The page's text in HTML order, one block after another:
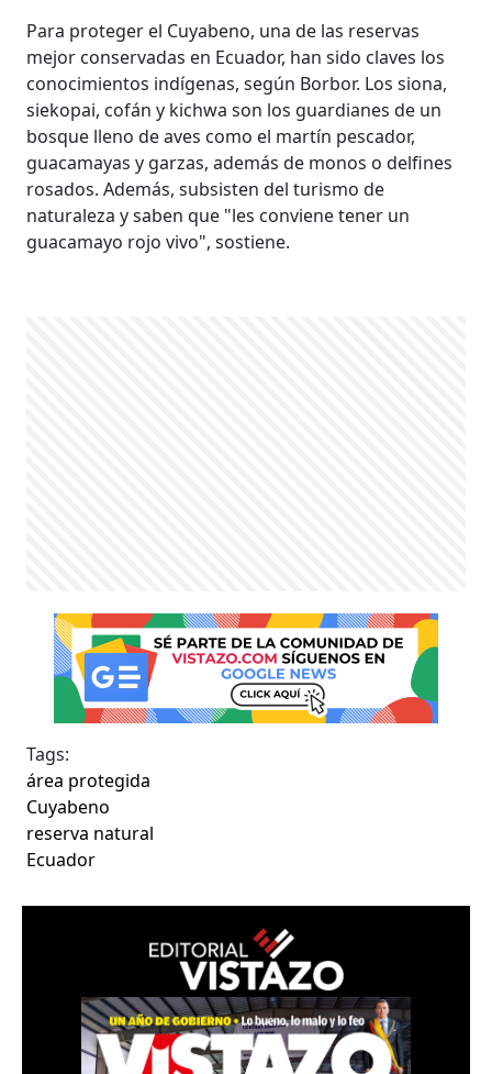
Para proteger el Cuyabeno, una de las reservas
mejor conservadas en Ecuador, han sido claves los
conocimientos indígenas, según Borbor. Los siona,
siekopai, cofán y kichwa son los guardianes de un
bosque lleno de aves como el martín pescador,
guacamayas y garzas, además de monos o delfines
rosados. Además, subsisten del turismo de
naturaleza y saben que "les conviene tener un
guacamayo rojo vivo", sostiene.
Tags:
área protegida
Cuyabeno
reserva natural
Ecuador